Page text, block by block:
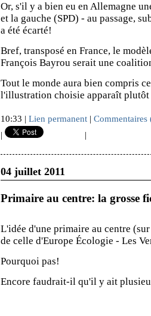
Or, s'il y a bien eu en Allemagne
et la gauche (SPD) - au passage,
a été écarté!
Bref, transposé en France, le
François Bayrou serait une
Tout le monde aura bien compris
l'illustration choisie apparaît plutôt
10:33 | Lien permanent | Commentaires
|
|
04 juillet 2011
Primaire au centre: la grosse
L'idée d'une primaire au centre
de celle d'Europe Écologie - Les
Pourquoi pas!
Encore faudrait-il qu'il y ait